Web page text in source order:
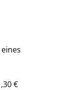
€